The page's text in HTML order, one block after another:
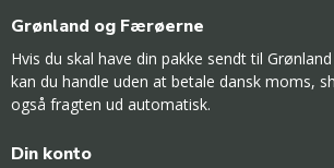
Grønland og Færøerne
Hvis du skal have din pakke sendt til
kan du handle uden at betale dansk moms,
også fragten ud automatisk.
Din konto